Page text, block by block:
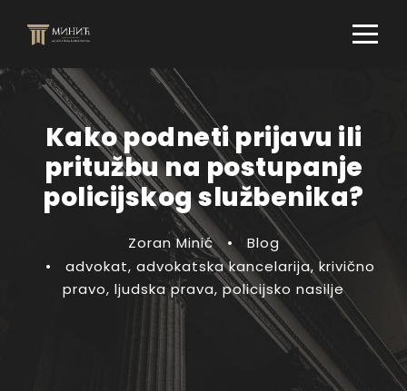
Kako podneti prijavu ili
pritužbu na postupanje
policijskog službenika?
Zoran Minić •
Blog
•
advokat, advokatska kancelarija, krivično
pravo, ljudska prava, policijsko nasilje